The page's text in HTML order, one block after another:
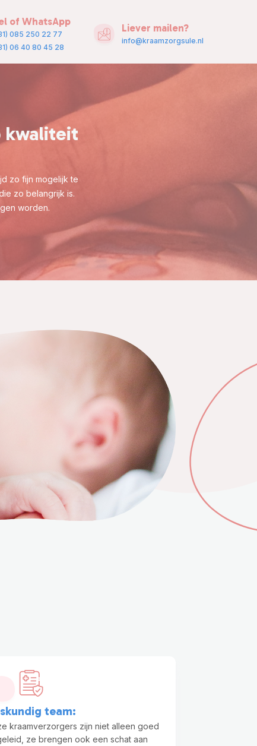
of WhatsApp
085 250 22 77
06 40 80 45 28
Liever mailen?
info@kraamzorgsule.nl
kwaliteit
zo fijn mogelijk te
zo belangrijk is.
worden.
team:
kraamverzorgers zijn niet alleen goed
ze brengen ook een schat aan